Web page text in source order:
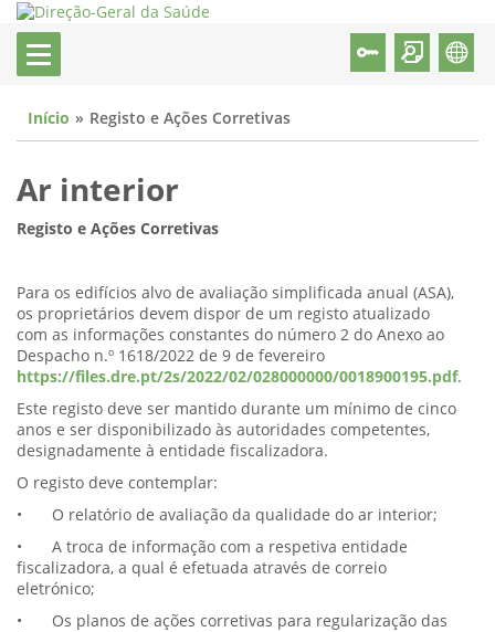
Início Registo e Ações Corretivas
Ar interior
Registo e Ações Corretivas
Para os edifícios alvo de avaliação simplificada anual (ASA),
os proprietários devem dispor de um registo atualizado
com as informações constantes do número 2 do Anexo ao
Despacho n.º 1618/2022 de 9 de fevereiro
https://files.dre.pt/2s/2022/02/028000000/0018900195.pdf.
Este registo deve ser mantido durante um mínimo de cinco
anos e ser disponibilizado às autoridades competentes,
designadamente à entidade fiscalizadora.
O registo deve contemplar:
•
O relatório de avaliação da qualidade do ar interior;
•
A troca de informação com a respetiva entidade
fiscalizadora, a qual é efetuada através de correio
eletrónico;
•
Os planos de ações corretivas para regularização das